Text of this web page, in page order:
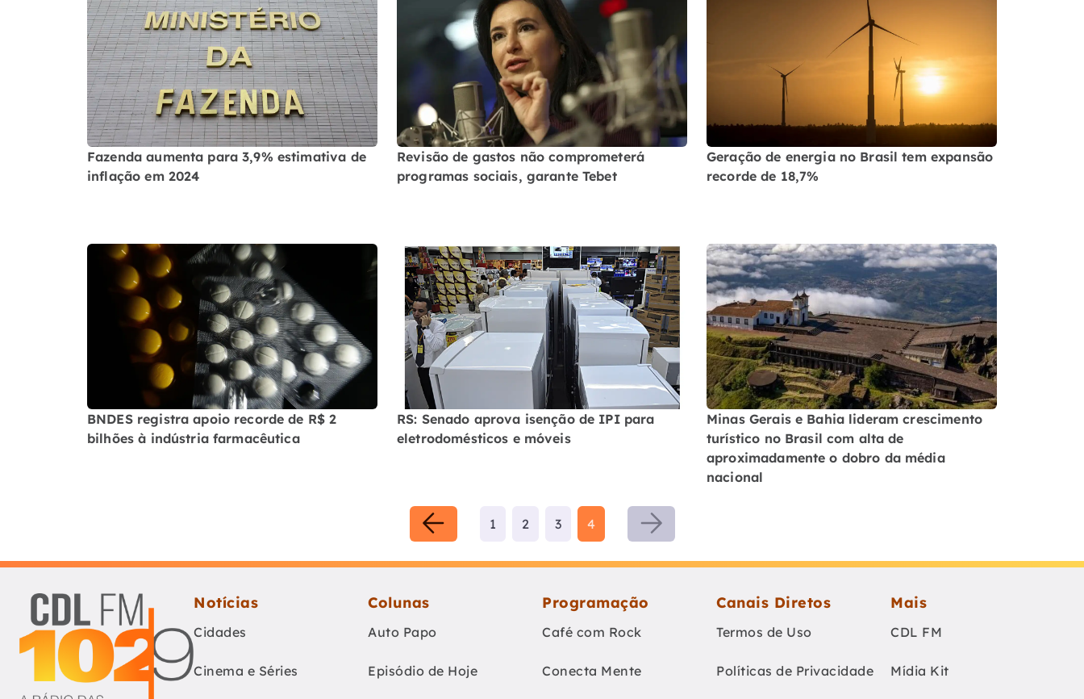
Fazenda aumenta para 3,9% estimativa de
inflação em 2024
Revisão de gastos não comprometerá
programas sociais, garante Tebet
Geração de energia no Brasil tem expansão
recorde de 18,7%
BNDES registra apoio recorde de R$ 2
bilhões à indústria farmacêutica
RS: Senado aprova isenção de IPI para
eletrodomésticos e móveis
Minas Gerais e Bahia lideram crescimento
turístico no Brasil com alta de
aproximadamente o dobro da média
nacional
1 2 3 4
Notícias
Cidades
Cinema e Séries
Colunas
Auto Papo
Episódio de Hoje
Programação
Café com Rock
Conecta Mente
Canais Diretos
Termos de Uso
Políticas de Privacidade
Mais
CDL FM
Mídia Kit